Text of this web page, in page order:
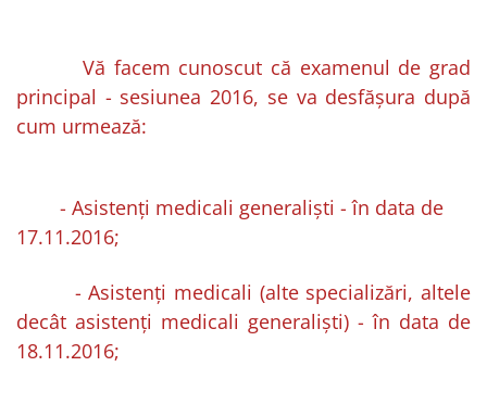
Vă facem cunoscut că examenul de grad
principal - sesiunea 2016, se va desfăşura după
cum urmează:
- Asistenţi medicali generalişti - în data de
17.11.2016;
- Asistenţi medicali (alte specializări, altele
decât asistenţi medicali generalişti) - în data de
18.11.2016;